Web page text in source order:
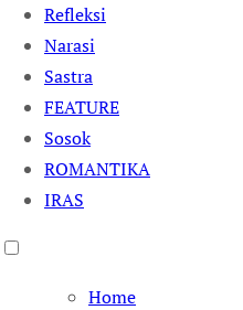
Refleksi
Narasi
Sastra
FEATURE
Sosok
ROMANTIKA
IRAS
Home